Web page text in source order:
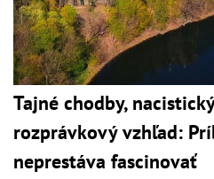
Tajné chodby,
rozprávkový vzhľad:
neprestáva fascinovať